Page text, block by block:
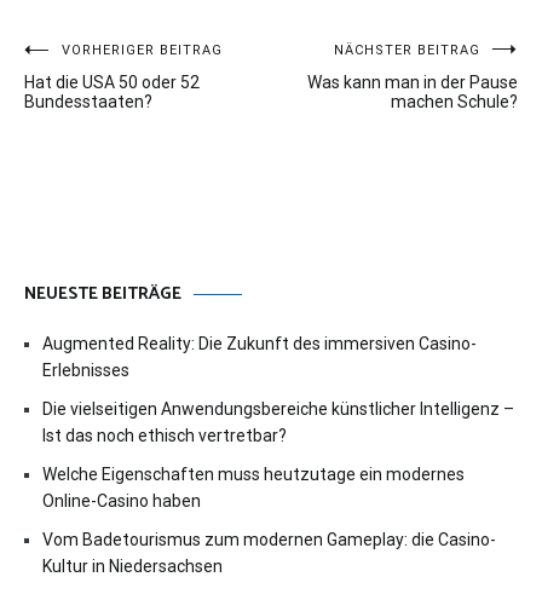
Beitragsnavigation
VORHERIGER BEITRAG
Hat die USA 50 oder 52
Bundesstaaten?
NÄCHSTER BEITRAG
Was kann man in der Pause
machen Schule?
NEUESTE BEITRÄGE
Augmented Reality: Die Zukunft des immersiven Casino-
Erlebnisses
Die vielseitigen Anwendungsbereiche künstlicher Intelligenz –
Ist das noch ethisch vertretbar?
Welche Eigenschaften muss heutzutage ein modernes
Online-Casino haben
Vom Badetourismus zum modernen Gameplay: die Casino-
Kultur in Niedersachsen